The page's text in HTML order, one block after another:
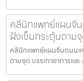
คลีนิกแพทย์แผนจี
ฝังเข็มกระตุ้นตาม
คลีนิกแพทย์แผนจีนถนนแ
ตามจุด บรรเทาอาการแ